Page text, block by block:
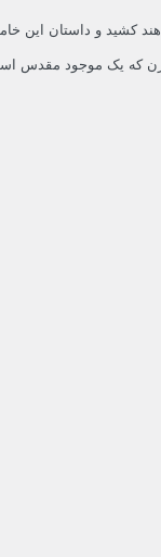
کشید و داستان این
زن که یک موجود